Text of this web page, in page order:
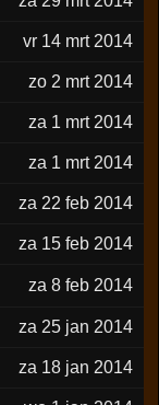
vr 14 mrt 2014
zo 2 mrt 2014
za 1 mrt 2014
za 1 mrt 2014
za 22 feb 2014
za 15 feb 2014
za 8 feb 2014
za 25 jan 2014
za 18 jan 2014